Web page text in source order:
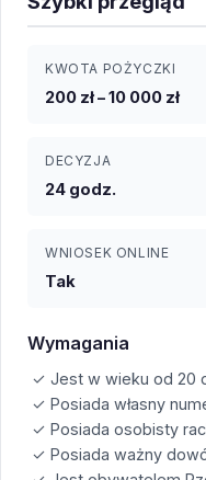
KWOTA POŻYCZKI
200 zł – 10 000 zł
DECYZJA
24 godz.
WNIOSEK ONLINE
Tak
Wymagania
✓ Jest w wieku od 20
✓ Posiada własny
✓ Posiada osobisty
✓ Posiada ważny